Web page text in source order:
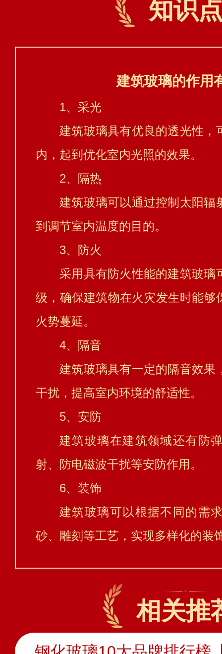
知识
建筑玻璃的作用
1、采光
建筑玻璃具有优良的透光性，
内，起到优化室内光照的效果。
2、隔热
建筑玻璃可以通过控制太阳辐
到调节室内温度的目的。
3、防火
采用具有防火性能的建筑玻璃
级，确保建筑物在火灾发生时能够
火势蔓延。
4、隔音
建筑玻璃具有一定的隔音效果
干扰，提高室内环境的舒适性。
5、安防
建筑玻璃在建筑领域还有防
射、防电磁波干扰等安防作用。
6、装饰
建筑玻璃可以根据不同的需
砂、雕刻等工艺，实现多样化的装
相关推